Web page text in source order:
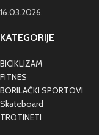
16.03.2026.
KATEGORIJE
BICIKLIZAM
FITNES
BORILAČKI SPORTOVI
Skateboard
TROTINETI